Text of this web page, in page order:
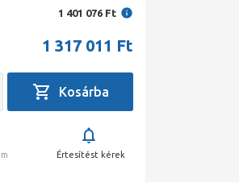
1 401 076 Ft
1 317 011 Ft
Értesítést kérek